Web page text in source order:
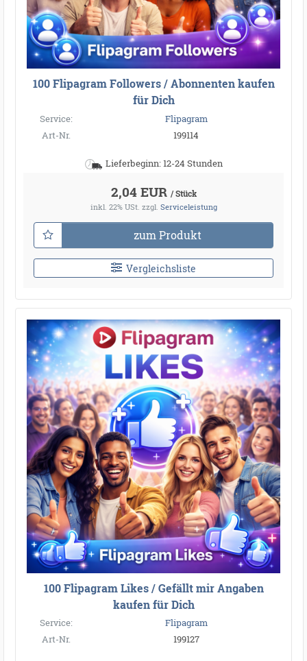
100 Flipagram Followers / Abonnenten kaufen
für Dich
Service:
Flipagram
Art-Nr.
199114
Lieferbeginn: 12-24 Stunden
2,04 EUR / Stück
inkl. 22% USt. zzgl. Serviceleistung
zum Produkt
Vergleichsliste
100 Flipagram Likes / Gefällt mir Angaben
kaufen für Dich
Service:
Flipagram
Art-Nr.
199127